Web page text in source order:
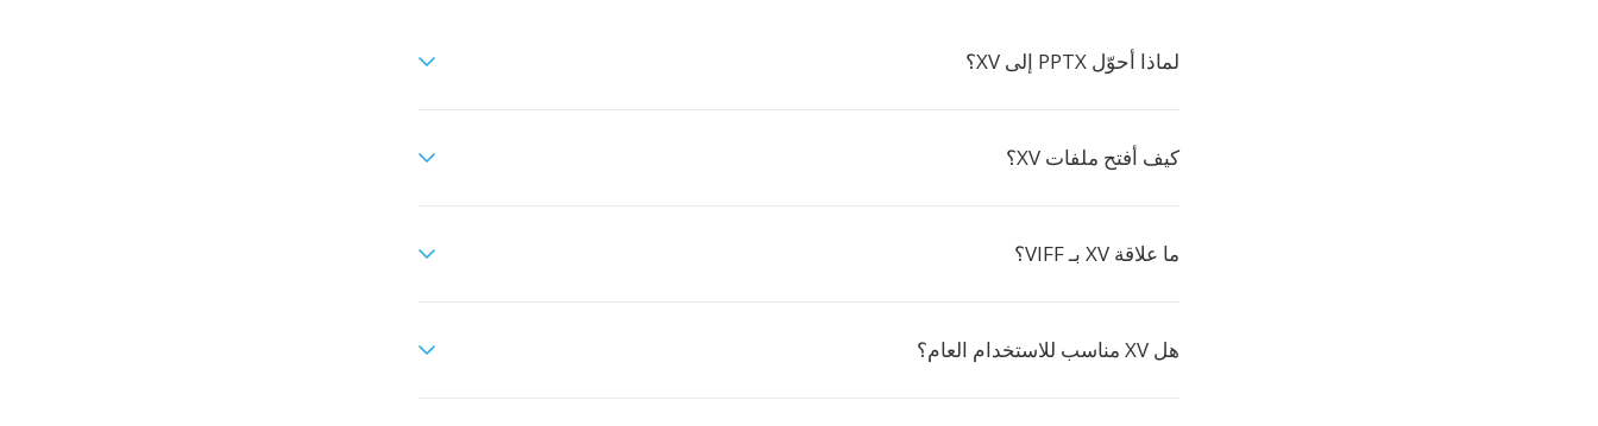
لماذا أحوّل PPTX إلى XV؟
كيف أفتح ملفات XV؟
ما علاقة XV بـ VIFF؟
هل XV مناسب للاستخدام العام؟